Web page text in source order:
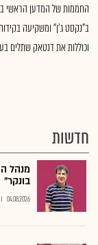
החממות של המדען הראשי
ב"נקסט ג'ן" ומשקיעה
וכוללות את דנטאק שתלים
חדשות
מנהל
בונקר"
04.08.2026